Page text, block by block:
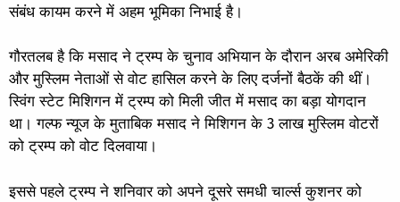
संबंध कायम करने में अहम भूमिका निभाई है।
गौरतलब है कि मसाद ने ट्रम्प के चुनाव अभियान के दौरान अरब अमेरिकी
और मुस्लिम नेताओं से वोट हासिल करने के लिए दर्जनों बैठकें की थीं।
स्विंग स्टेट मिशिगन में ट्रम्प को मिली जीत में मसाद का बड़ा योगदान
था। गल्फ न्यूज के मुताबिक मसाद ने मिशिगन के 3 लाख मुस्लिम वोटरों
को ट्रम्प को वोट दिलवाया।
इससे पहले ट्रम्प ने शनिवार को अपने दूसरे समधी चार्ल्स कुशनर को